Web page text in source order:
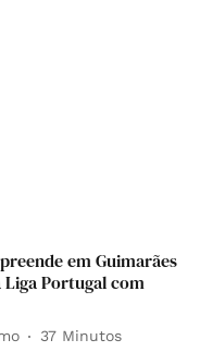
em Guimarães
Liga Portugal com
37 Minutos